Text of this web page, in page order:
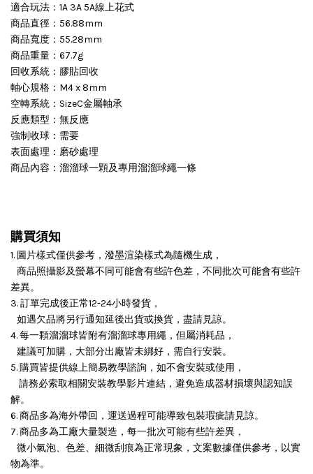
適合玩法：1A 3A 5A線上花式
商品直徑：56.88mm
商品寬度：55.28mm
商品重量：67.7g
回收系統：膠貼回收
軸心規格：M4 x 8mm
空轉系統：SizeC金屬軸承
反應類型：無反應
強制收球：需要
表面處理：磨砂處理
商品內容：溜溜球一顆及專用溜溜球繩一條
購買須知
1. 圖片樣式僅供參考，潑墨渲染樣式為隨機生成，
商品照攝影及螢幕不同可能會有些許色差，不同批次可能會有些許
差異。
3. 訂單完成後正常12-24小時發貨，
如遇欠品將另行通知延後出貨或換貨，盡請見諒。
4. 每一顆溜溜球皆附有溜溜球專用繩，但屬消耗品，
建議可加購，大部分出廠皆未綁好，需自行安裝。
5. 購買皆提供線上簡易教學諮詢，如不會安裝或使用，
請務必索取相關安裝教學影片連結，避免造成器材損壞與認知誤
解。
6. 商品多為海外帶回，運送過程可能導致包裝瑕疵請見諒。
7. 商品多為工廠大量製造，每一批次可能有些許差異，
微小氣泡、色差、細微刮痕為正常現象，文案數據僅供參考，以實
物為準。